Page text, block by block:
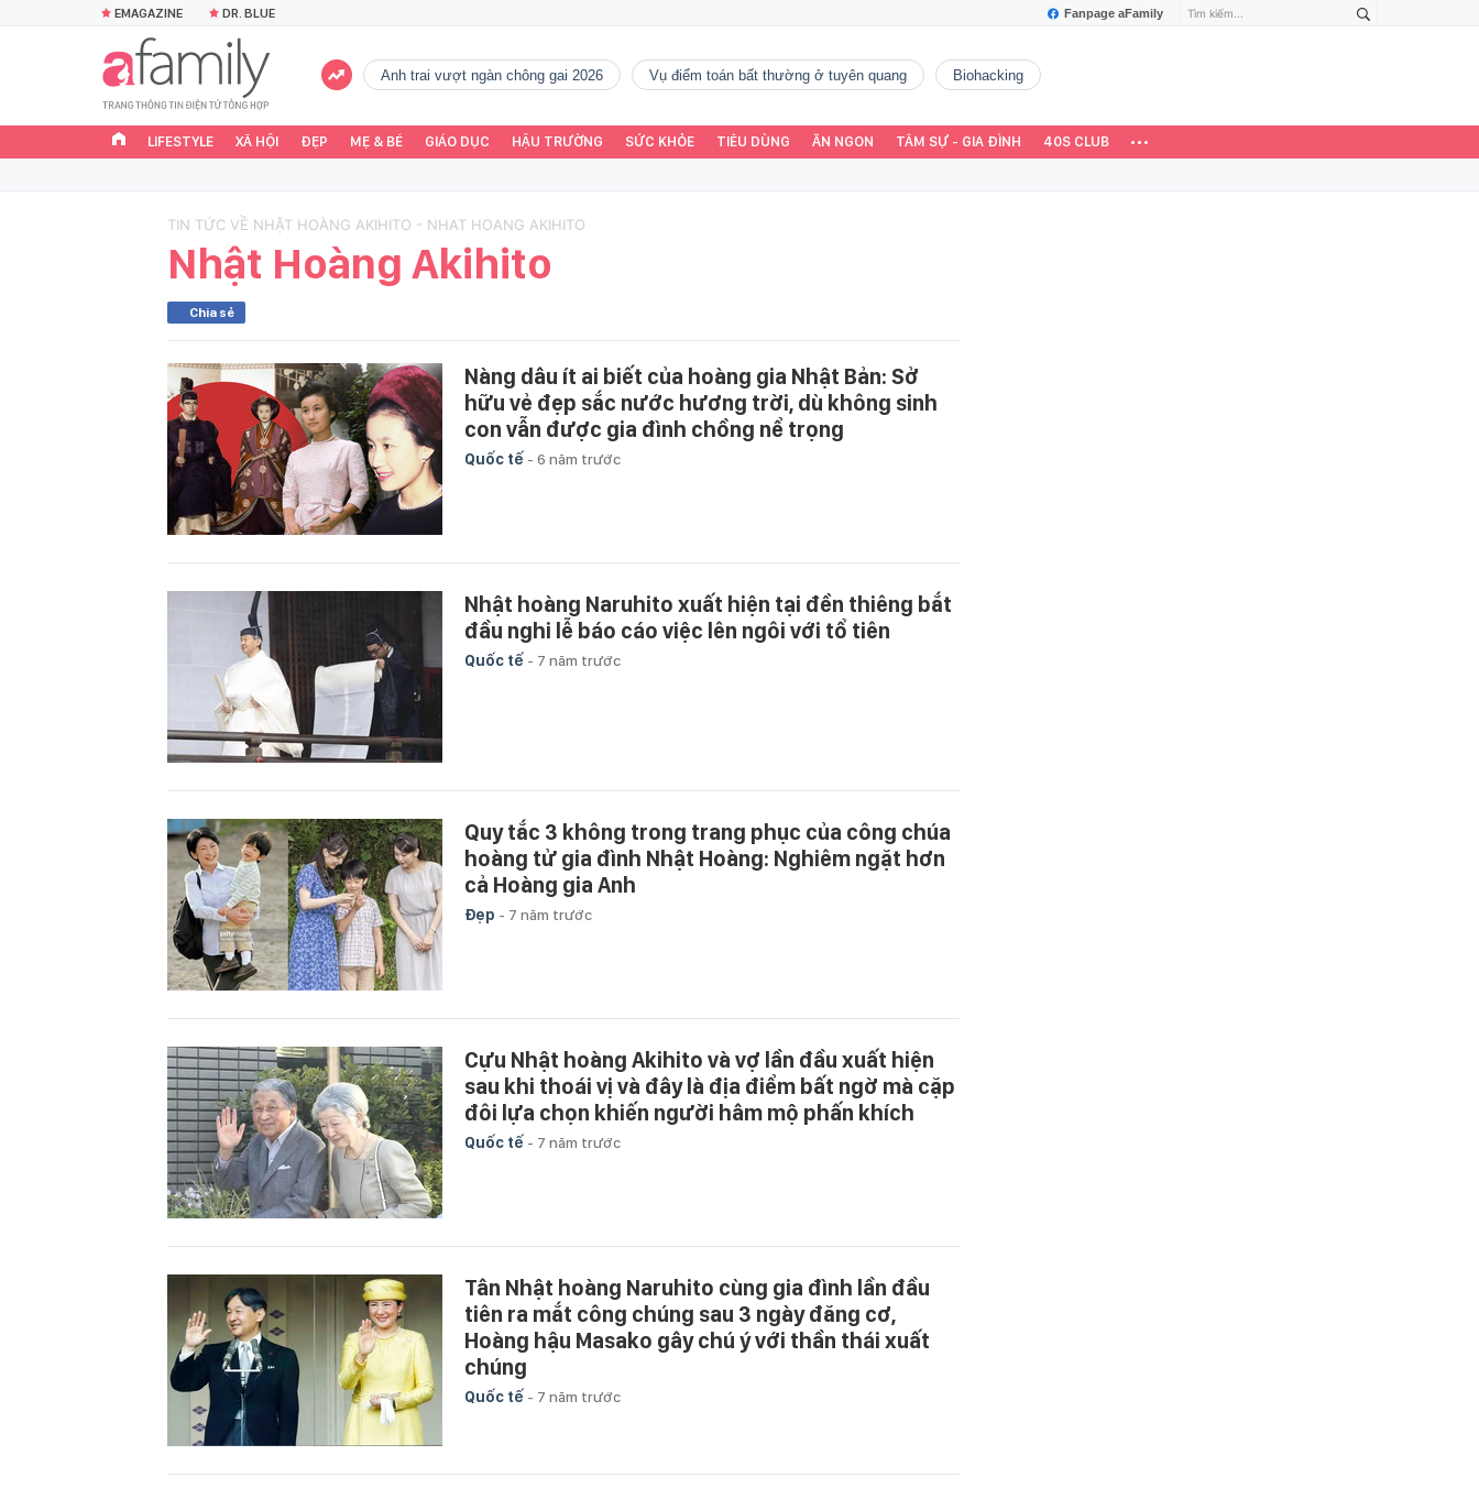
Fanpage aFamily
EMAGAZINE DR. BLUE
Anh trai vượt ngàn chông gai 2026 vụ điểm toán bất thường ở tuyên quang Biohacking
LIFESTYLE XÃ HỘI ĐẸP MẸ & BÉ GIÁO DỤC HẬU TRƯỜNG SỨC KHỎE TIÊU DÙNG ĂN NGON TÂM SỰ - GIA ĐÌNH 40S CLUB
TIN TỨC VỀ NHẬT HOÀNG AKIHITO - NHAT HOANG AKIHITO
Nhật Hoàng Akihito
Chia sẻ
Nàng dâu ít ai biết của hoàng gia Nhật Bản: Sở
hữu vẻ đẹp sắc nước hương trời, dù không sinh
con vẫn được gia đình chồng nể trọng
Quốc tế - 6 năm trước
Nhật hoàng Naruhito xuất hiện tại đền thiêng bắt
đầu nghi lễ báo cáo việc lên ngôi với tổ tiên
Quốc tế - 7 năm trước
Quy tắc 3 không trong trang phục của công chúa
hoàng tử gia đình Nhật Hoàng: Nghiêm ngặt hơn
cả Hoàng gia Anh
Đẹp - 7 năm trước
Cựu Nhật hoàng Akihito và vợ lần đầu xuất hiện
sau khi thoái vị và đây là địa điểm bất ngờ mà cặp
đôi lựa chọn khiến người hâm mộ phấn khích
Quốc tế - 7 năm trước
Tân Nhật hoàng Naruhito cùng gia đình lần đầu
tiên ra mắt công chúng sau 3 ngày đăng cơ,
Hoàng hậu Masako gây chú ý với thần thái xuất
chúng
Quốc tế - 7 năm trước